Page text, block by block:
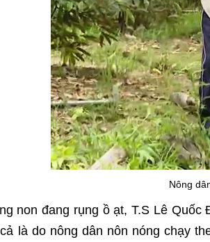
Nông
non đang rụng ồ ạt, T.S Lê
là do nông dân nôn nóng chạy